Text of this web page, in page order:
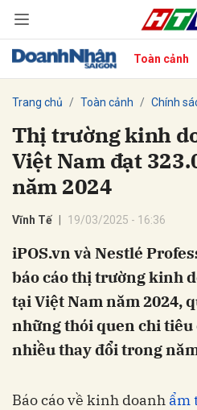
Toàn cảnh
Trang chủ Toàn cảnh Chính
Thị trường kinh
Việt Nam đạt
năm 2024
Vĩnh Tế 19/03/2025 - 16:36
iPOS.vn và Nestlé
báo cáo thị trường kinh
tại Việt Nam năm 2024,
những thói quen chi tiêu
nhiều thay đổi trong
Báo cáo về kinh doanh ẩm